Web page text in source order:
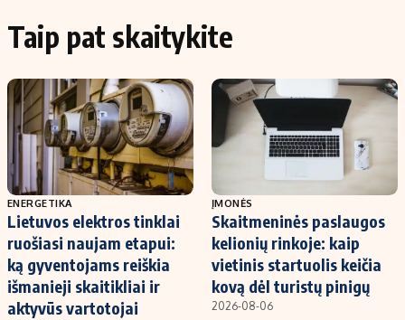
Taip pat skaitykite
ENERGETIKA
Lietuvos elektros tinklai
ruošiasi naujam etapui:
ką gyventojams reiškia
išmanieji skaitikliai ir
aktyvūs vartotojai
ĮMONĖS
Skaitmeninės paslaugos
kelionių rinkoje: kaip
vietinis startuolis keičia
kovą dėl turistų pinigų
2026-08-06